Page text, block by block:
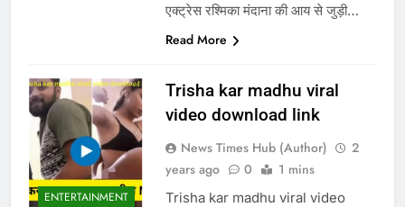
एक्ट्रेस रश्मिका मंदाना की आय से जुड़ी…
Read More
ENTERTAINMENT
Trisha kar madhu viral
video download link
News Times Hub (Author)
2
years ago
0 1 mins
Trisha kar madhu viral video